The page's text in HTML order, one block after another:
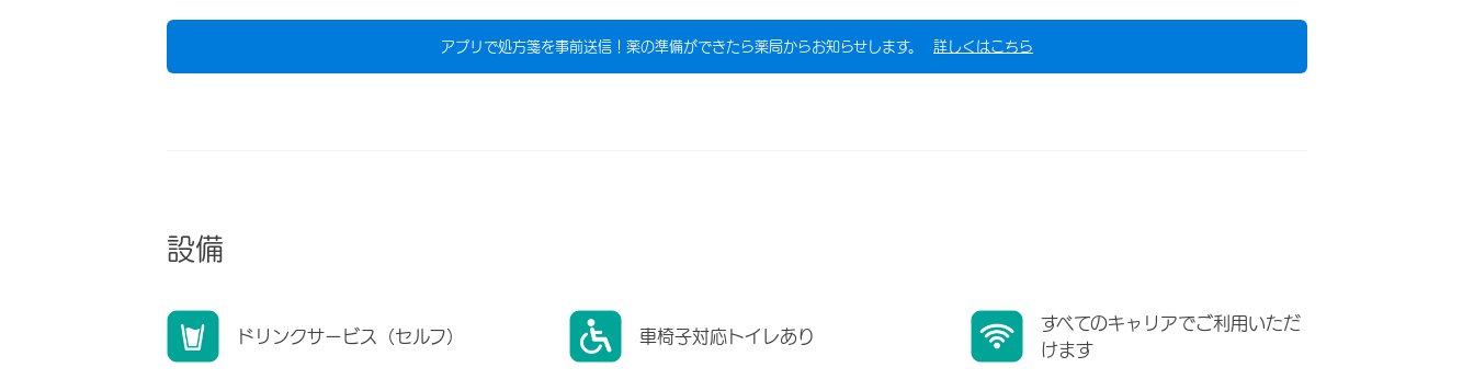
アプリで処方箋を事前送信！薬の準備ができたら薬局からお知らせします。 詳しくはこちら
設備
ドリンクサービス（セルフ） 車椅子対応トイレあり
すべてのキャリアでご利用いただ
けます